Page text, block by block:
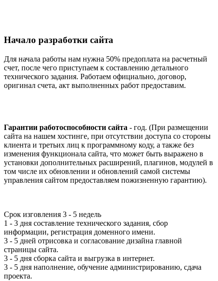
Начало разработки сайта
Для начала работы нам нужна 50% предоплата на расчетный
счет, после чего приступаем к составлению детального
технического задания. Работаем официально, договор,
оригинал счета, акт выполненных работ предоставим.
Гарантии работоспособности сайта - год. (При размещении
сайта на нашем хостинге, при отсутствии доступа со стороны
клиента и третьих лиц к программному коду, а также без
изменения функционала сайта, что может быть выражено в
установки дополнительных расширений, плагинов, модулей в
том числе их обновлении и обновлений самой системы
управления сайтом предоставляем пожизненную гарантию).
Срок изговления 3 - 5 недель
1 - 3 дня составление технического задания, сбор
информации, регистрация доменного имени.
3 - 5 дней отрисовка и согласование дизайна главной
страницы сайта.
3 - 5 дня сборка сайта и выгрузка в интернет.
3 - 5 дня наполнение, обучение администрированию, сдача
проекта.